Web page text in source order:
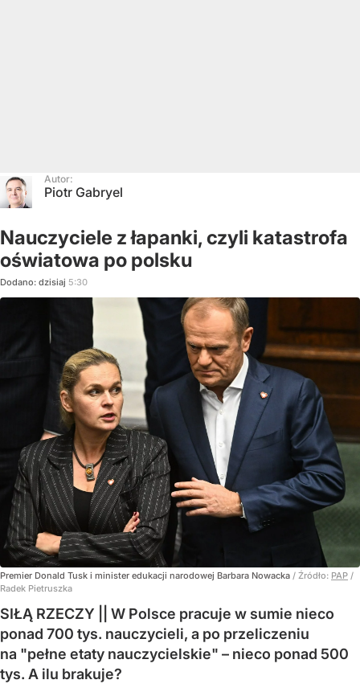
Autor:
Piotr Gabryel
Nauczyciele z łapanki, czyli katastrofa
oświatowa po polsku
Dodano: dzisiaj 5:30
Premier Donald Tusk i minister edukacji narodowej Barbara Nowacka / Źródło: PAP /
Radek Pietruszka
SIŁĄ RZECZY || W Polsce pracuje w sumie nieco
ponad 700 tys. nauczycieli, a po przeliczeniu
na "pełne etaty nauczycielskie" – nieco ponad 500
tys. A ilu brakuje?